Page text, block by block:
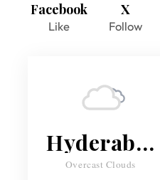
Facebook
Like
X
Follow
Hyderabad
Overcast Clouds